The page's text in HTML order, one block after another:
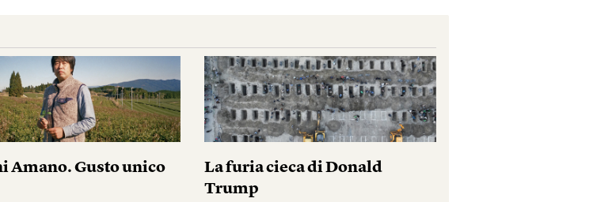
Amano. Gusto unico
La furia cieca di Donald
Trump